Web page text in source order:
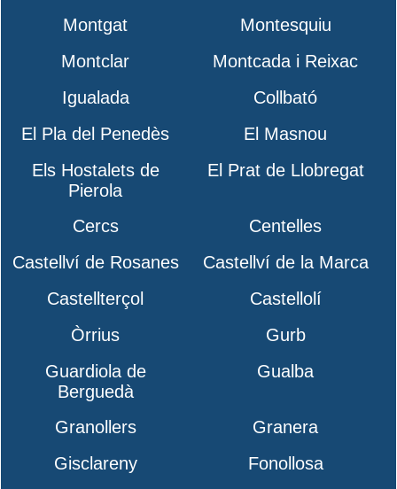
Montgat
Montesquiu
Montclar
Montcada i Reixac
Igualada
Collbató
El Pla del Penedès
El Masnou
Els Hostalets de
Pierola
El Prat de Llobregat
Cercs
Centelles
Castellví de Rosanes
Castellví de la Marca
Castellterçol
Castellolí
Òrrius
Gurb
Guardiola de
Berguedà
Gualba
Granollers
Granera
Gisclareny
Fonollosa